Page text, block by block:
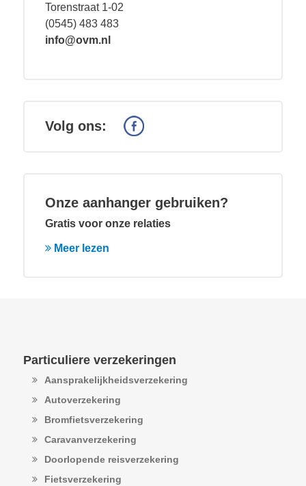
Torenstraat 1-02
(0545) 483 483
info@ovm.nl
Volg ons:
Onze aanhanger gebruiken?
Gratis voor onze relaties
Meer lezen
Particuliere verzekeringen
Aansprakelijkheidsverzekering
Autoverzekering
Bromfietsverzekering
Caravanverzekering
Doorlopende reisverzekering
Fietsverzekering